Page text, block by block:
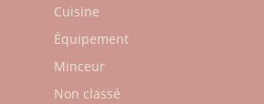
Cuisine
Équipement
Minceur
Non classé